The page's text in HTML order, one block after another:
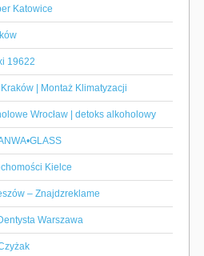
Katowice
19622
| Montaż Klimatyzacji
Wrocław | detoks alkoholowy
Kielce
– Znajdzreklame
Warszawa